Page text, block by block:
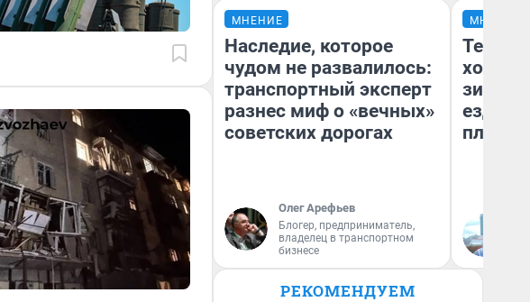
МНЕНИЕ
Наследие, которое
чудом не развалилось:
транспортный эксперт
разнес миф о «вечных»
советских дорогах
Олег Арефьев
Блогер, предприниматель,
владелец в транспортном
бизнесе
МНЕНИЕ
Тепло
зимой.
ездит
плюсы
РЕКОМЕНДУЕМ